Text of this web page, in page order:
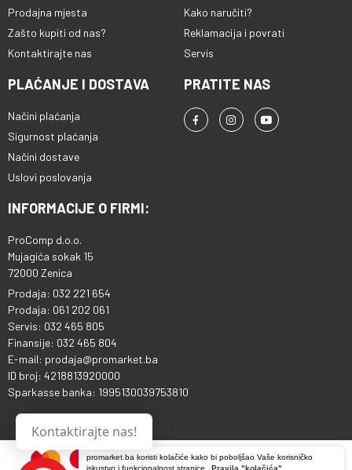
promarket.ba koristi kolačiće kako bi poboljšao Vaše korisničko
iskustvo i funkcionalnost stranice.
Pravila "kolačića"
Prodajna mjesta
Zašto kupiti od nas?
Kontaktirajte nas
Kako naručiti?
Reklamacija i povrati
Servis
PLAĆANJE I DOSTAVA
Načini plaćanja
Sigurnost plaćanja
Načini dostave
Uslovi poslovanja
PRATITE NAS
INFORMACIJE O FIRMI:
ProComp d.o.o.
Mujagića sokak 15
72000 Zenica
Prodaja: 032 221 654
Prodaja: 061 202 061
Servis: 032 465 805
Finansije: 032 465 804
E-mail: prodaja@promarket.ba
ID broj: 4218813920000
Sparkasse banka: 1995130039753810
Kontaktirajte nas!